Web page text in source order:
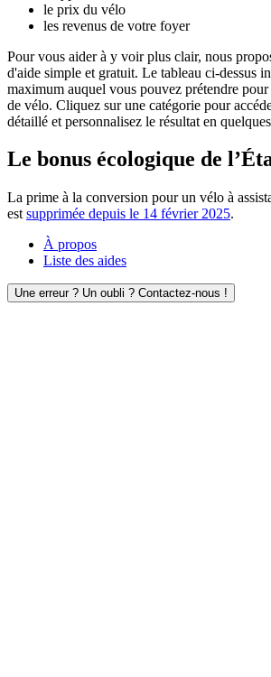
le prix du vélo
les revenus de votre foyer
Pour vous aider à y voir plus clair, nous
d'aide simple et gratuit. Le tableau ci-dessus
maximum auquel vous pouvez prétendre
de vélo. Cliquez sur une catégorie pour
détaillé et personnalisez le résultat en
Le bonus écologique de
La prime à la conversion pour un vélo à
est supprimée depuis le 14 février 2025.
À propos
Liste des aides
Une erreur ? Un oubli ? Contactez-nous !